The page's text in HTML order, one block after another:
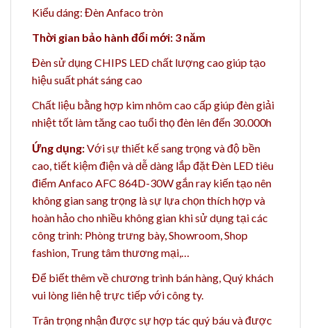
Kiểu dáng: Đèn Anfaco tròn
Thời gian bảo hành đổi mới: 3 năm
Đèn sử dụng CHIPS LED chất lượng cao giúp tạo
hiệu suất phát sáng cao
Chất liệu bằng hợp kim nhôm cao cấp giúp đèn giải
nhiệt tốt làm tăng cao tuổi thọ đèn lên đến 30.000h
Ứng dụng:Với sự thiết kế sang trọng và độ bền
cao, tiết kiệm điện và dễ dàng lắp đặt Đèn LED tiêu
điểm Anfaco AFC 864D-30W gắn ray kiến tạo nên
không gian sang trọng là sự lựa chọn thích hợp và
hoàn hảo cho nhiều không gian khi sử dụng tại các
công trình: Phòng trưng bày, Showroom, Shop
fashion, Trung tâm thương mại,…
Để biết thêm về chương trình bán hàng,Quý khách
vui lòng liên hệ trực tiếp với công ty.
Trân trọng nhận được sự hợp tác quý báu và được